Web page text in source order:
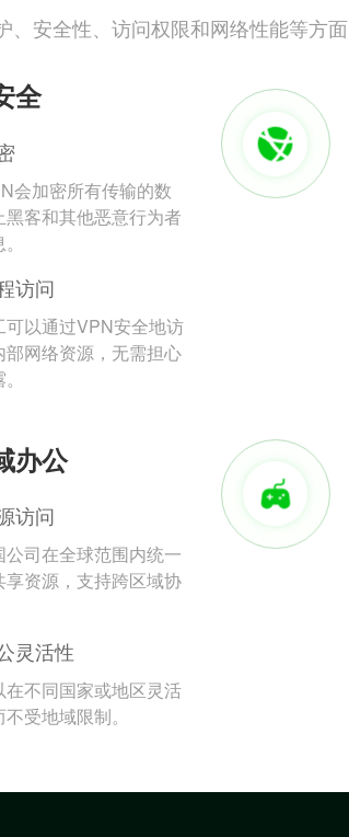
、安全性、访问权限和网络性能等方面
全
会加密所有传输的数
黑客和其他恶意行为者
访问
可以通过VPN安全地访
部网络资源，无需担心
办公
访问
公司在全球范围内统一
享资源，支持跨区域协
灵活性
在不同国家或地区灵活
受地域限制。